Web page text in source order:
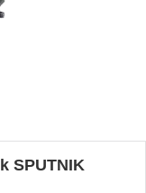
SPUTNIK